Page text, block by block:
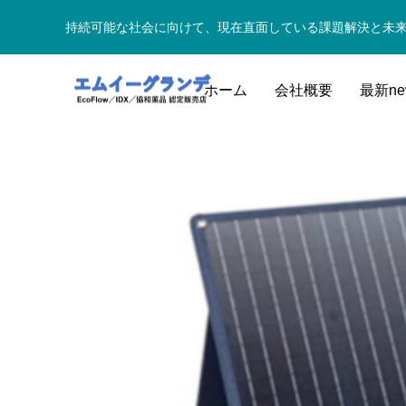
持続可能な社会に向けて、現在直面している課題解決と未
ホーム 会社概要 最新